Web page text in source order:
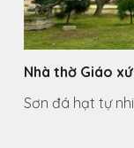
Nhà thờ Giáo
Sơn đá hạt tự